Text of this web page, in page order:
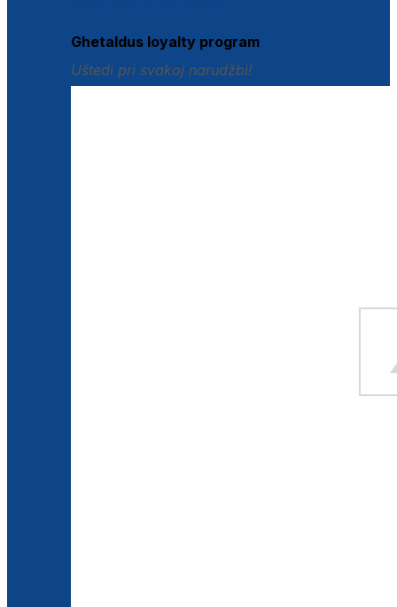
Ghetaldus loyalty program
Uštedi pri svakoj narudžbi!